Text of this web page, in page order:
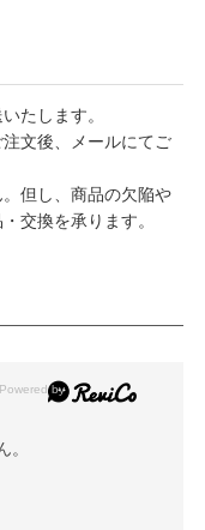
たします。
文後、メールにてご
但し、商品の欠陥や
交換を承ります。
。